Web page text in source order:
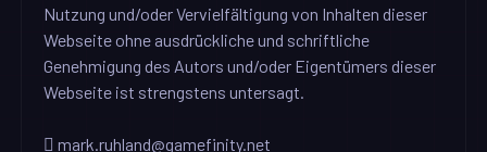
Nutzung und/oder Vervielfältigung von Inhalten dieser
Webseite ohne ausdrückliche und schriftliche
Genehmigung des Autors und/oder Eigentümers dieser
Webseite ist strengstens untersagt.
mark.ruhland@gamefinity.net